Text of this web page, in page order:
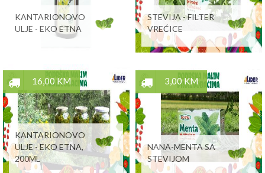
KANTARIONOVO
ULJE - EKO ETNA
STEVIJA - FILTER
VREĆICE
16,00 KM
KANTARIONOVO
ULJE - EKO ETNA,
200ML
3,00 KM
NANA-MENTA SA
STEVIJOM